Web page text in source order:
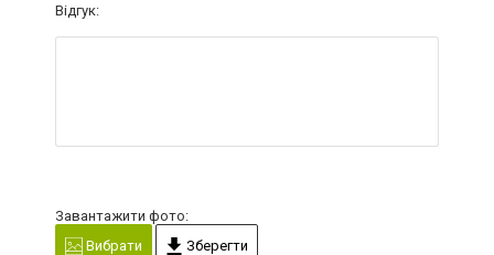
Відгук:
Завантажити фото:
Вибрати
Зберегти